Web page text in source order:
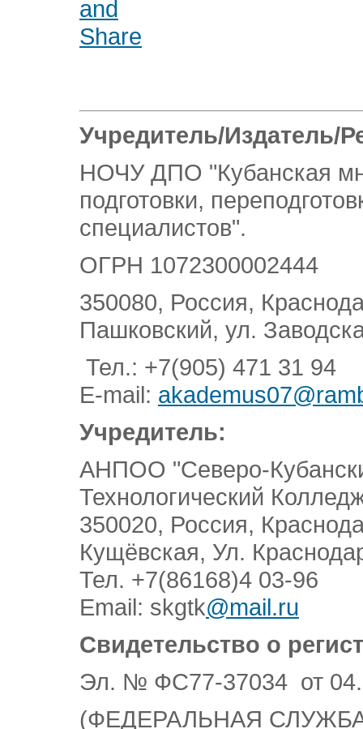
Учредитель/Издатель/
НОЧУ ДПО "Кубанская
подготовки,
специалистов".
ОГРН 1072300002444
350080, Россия,
Пашковский, ул.
Тел.: +7(905) 471 31 94
E-mail:
Учредитель:
АНПОО "Северо-
Технологический
350020, Россия,
Кущёвская, Ул.
Тел. +7(86168)4 03-96
Email: skgtk@mail.ru
Свидетельство о
Эл. № ФС77-37034 от
(ФЕДЕРАЛЬНАЯ